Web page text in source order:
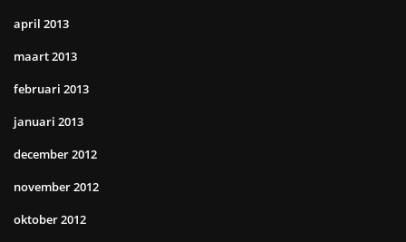
april 2013
maart 2013
februari 2013
januari 2013
december 2012
november 2012
oktober 2012